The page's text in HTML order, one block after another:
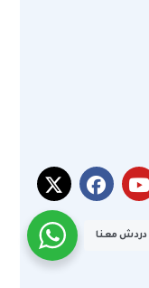
دردش معنا